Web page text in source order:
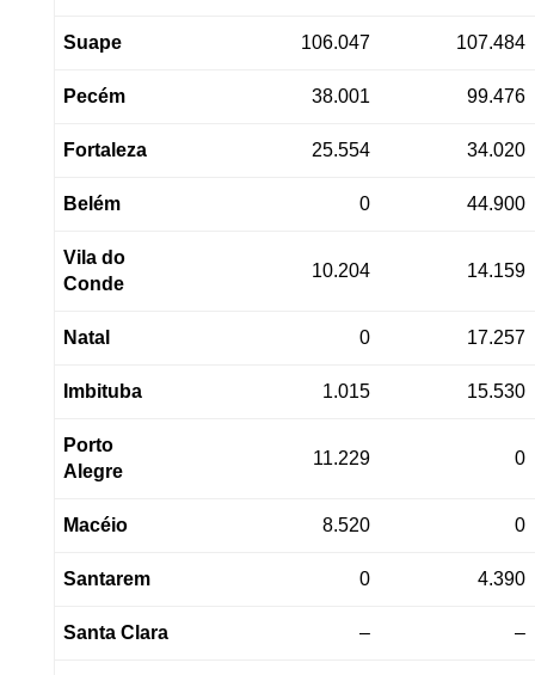
Suape 106.047 107.484
Pecém 38.001 99.476
Fortaleza 25.554 34.020
Belém 0 44.900
Vila do
Conde
10.204 14.159
Natal 0 17.257
Imbituba 1.015 15.530
Porto
Alegre
11.229 0
Macéio 8.520 0
Santarem 0 4.390
Santa Clara – –